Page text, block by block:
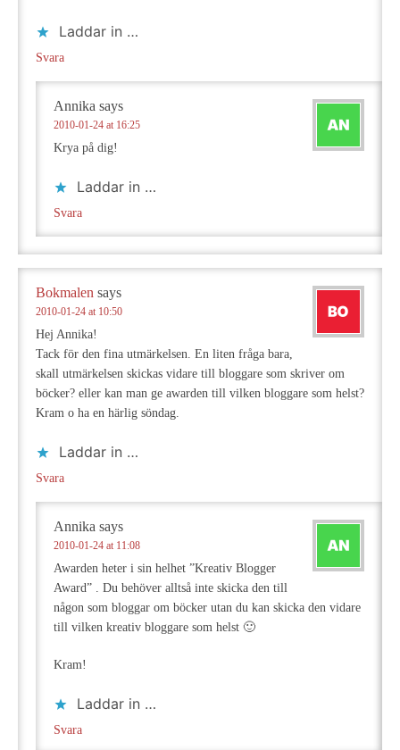
Laddar in …
Svara
Annika says
2010-01-24 at 16:25
Krya på dig!
Laddar in …
Svara
Bokmalen says
2010-01-24 at 10:50
Hej Annika!
Tack för den fina utmärkelsen. En liten fråga bara,
skall utmärkelsen skickas vidare till bloggare som skriver om
böcker? eller kan man ge awarden till vilken bloggare som helst?
Kram o ha en härlig söndag.
Laddar in …
Svara
Annika says
2010-01-24 at 11:08
Awarden heter i sin helhet ”Kreativ Blogger
Award” . Du behöver alltså inte skicka den till
någon som bloggar om böcker utan du kan skicka den vidare
till vilken kreativ bloggare som helst 🙂
Kram!
Laddar in …
Svara